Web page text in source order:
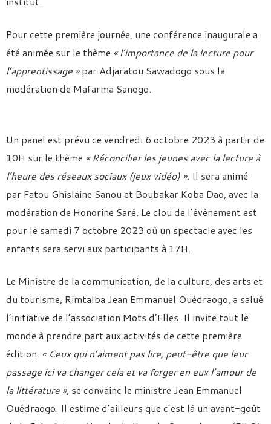
Pour cette première journée, une conférence inaugurale a
été animée sur le thème « l’importance de la lecture pour
l’apprentissage »par Adjaratou Sawadogo sous la
modération de Mafarma Sanogo.
Un panel est prévu ce vendredi 6 octobre 2023 à partir de
10H sur le thème « Réconcilier les jeunes avec la lecture à
l’heure des réseaux sociaux (jeux vidéo) ». Il sera animé
par Fatou Ghislaine Sanou et Boubakar Koba Dao, avec la
modération de Honorine Saré. Le clou de l’évènement est
pour le samedi 7 octobre 2023 où un spectacle avec les
enfants sera servi aux participants à 17H.
Le Ministre de la communication, de la culture, des arts et
du tourisme, Rimtalba Jean Emmanuel Ouédraogo, a salué
l’initiative de l’association Mots d’Elles. Il invite tout le
monde à prendre part aux activités de cette première
édition. « Ceux qui n’aiment pas lire, peut-être que leur
passage ici va changer cela et va forger en eux l’amour de
la littérature », se convainc le ministre Jean Emmanuel
Ouédraogo. Il estime d’ailleurs que c’est là un avant-goût